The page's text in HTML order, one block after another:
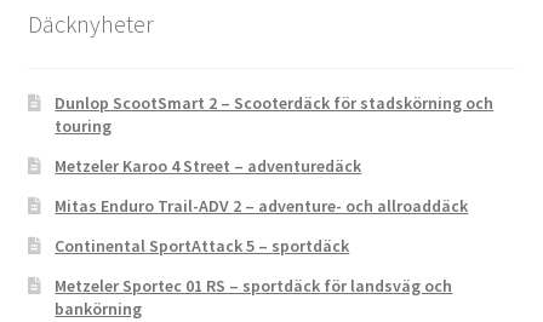
Däcknyheter
Dunlop ScootSmart 2 – Scooterdäck för stadskörning och
touring
Metzeler Karoo 4 Street – adventuredäck
Mitas Enduro Trail-ADV 2 – adventure- och allroaddäck
Continental SportAttack 5 – sportdäck
Metzeler Sportec 01 RS – sportdäck för landsväg och
bankörning